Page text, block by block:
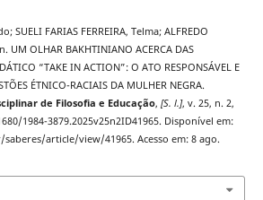
SUELI FARIAS FERREIRA, Telma; ALFREDO
UM OLHAR BAKHTINIANO ACERCA DAS
“TAKE IN ACTION”: O ATO RESPONSÁVEL E
ÉTNICO-RACIAIS DA MULHER NEGRA.
de Filosofia e Educação, [S. l.], v. 25, n. 2,
1984-3879.2025v25n2ID41965. Disponível em:
article/view/41965. Acesso em: 8 ago.